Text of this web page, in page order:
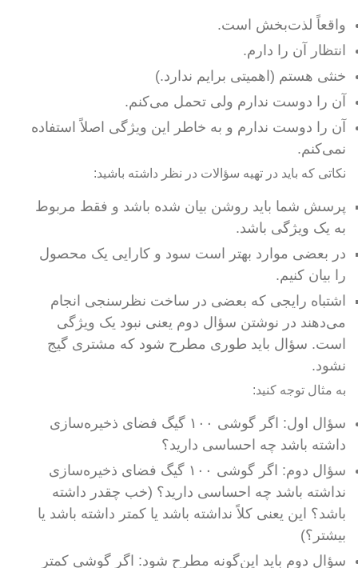
واقعاً لذت‌بخش است.
انتظار آن را دارم.
خنثی هستم (اهمیتی برایم ندارد.)
آن را دوست ندارم ولی تحمل می‌کنم.
آن را دوست ندارم و به خاطر این ویژگی اصلاً استفاده
نمی‌کنم.
نکاتی که باید در تهیه سؤالات در نظر داشته باشید:
پرسش شما باید روشن بیان شده باشد و فقط مربوط
به یک ویژگی باشد.
در بعضی موارد بهتر است سود و کارایی یک محصول
را بیان کنیم.
اشتباه رایجی که بعضی در ساخت نظرسنجی انجام
می‌دهند در نوشتن سؤال دوم یعنی نبود یک ویژگی
است. سؤال باید طوری مطرح شود که مشتری گیج
نشود.
به مثال توجه کنید:
سؤال اول: اگر گوشی ۱۰۰ گیگ فضای ذخیره‌سازی
داشته باشد چه احساسی دارید؟
سؤال دوم: اگر گوشی ۱۰۰ گیگ فضای ذخیره‌سازی
نداشته باشد چه احساسی دارید؟ (خب چقدر داشته
باشد؟ این یعنی کلاً نداشته باشد یا کمتر داشته باشد یا
بیشتر؟)
سؤال دوم باید این‌گونه مطرح شود: اگر گوشی کمتر